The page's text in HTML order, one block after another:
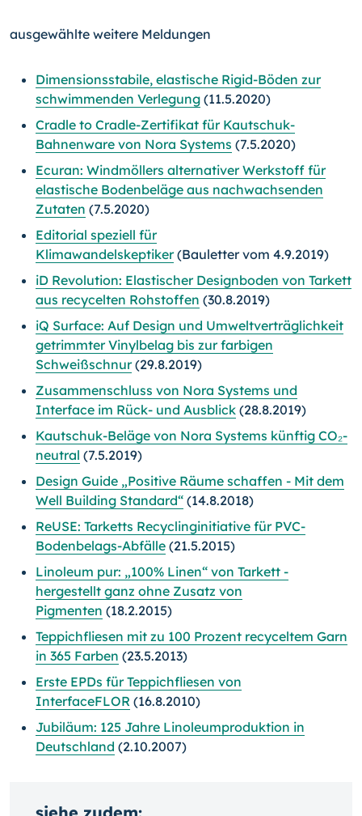
ausgewählte weitere Meldungen
Dimensionsstabile, elastische Rigid-Böden zur
schwimmenden Verlegung (11.5.2020)
Cradle to Cradle-Zertifikat für Kautschuk-
Bahnenware von Nora Systems (7.5.2020)
Ecuran: Windmöllers alternativer Werkstoff für
elastische Bodenbeläge aus nachwachsenden
Zutaten (7.5.2020)
Editorial speziell für
Klimawandelskeptiker(Bauletter vom 4.9.2019)
iD Revolution: Elastischer Designboden von Tarkett
aus recycelten Rohstoffen (30.8.2019)
iQ Surface: Auf Design und Umweltverträglichkeit
getrimmter Vinylbelag bis zur farbigen
Schweißschnur(29.8.2019)
Zusammenschluss von Nora Systems und
Interface im Rück- und Ausblick (28.8.2019)
Kautschuk-Beläge von Nora Systems künftig CO₂-
neutral (7.5.2019)
Design Guide „Positive Räume schaffen - Mit dem
Well Building Standard“ (14.8.2018)
ReUSE: Tarketts Recyclinginitiative für PVC-
Bodenbelags-Abfälle (21.5.2015)
Linoleum pur: „100% Linen“ von Tarkett -
hergestellt ganz ohne Zusatz von
Pigmenten (18.2.2015)
Teppichfliesen mit zu 100 Prozent recyceltem Garn
in 365 Farben (23.5.2013)
Erste EPDs für Teppichfliesen von
InterfaceFLOR (16.8.2010)
Jubiläum: 125 Jahre Linoleumproduktion in
Deutschland (2.10.2007)